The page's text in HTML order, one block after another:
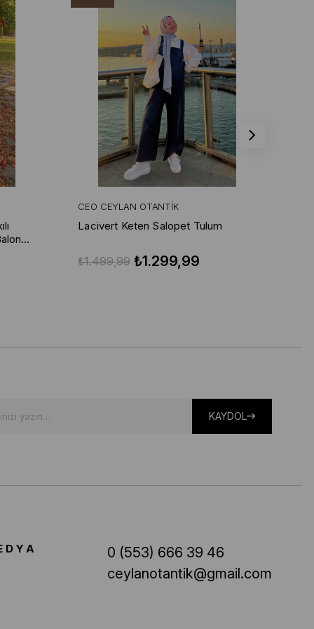
CEO CEYLAN OTANTIK
Lacivert Keten Salopet Tulum
₺1.299,99
₺1.499,99
KAYDOL
0 (553) 666 39 46
ceylanotantik@gmail.com